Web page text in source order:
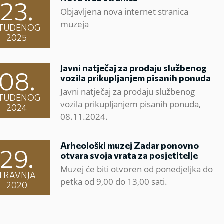
23.
2025
Objavljena nova internet stranica
muzeja
2024
Javni natječaj za prodaju službenog
vozila prikupljanjem pisanih ponuda
Javni natječaj za prodaju službenog
vozila prikupljanjem pisanih ponuda,
08.11.2024.
29.
2020
Arheološki muzej Zadar ponovno
otvara svoja vrata za posjetitelje
Muzej će biti otvoren od ponedjeljka do
petka od 9,00 do 13,00 sati.